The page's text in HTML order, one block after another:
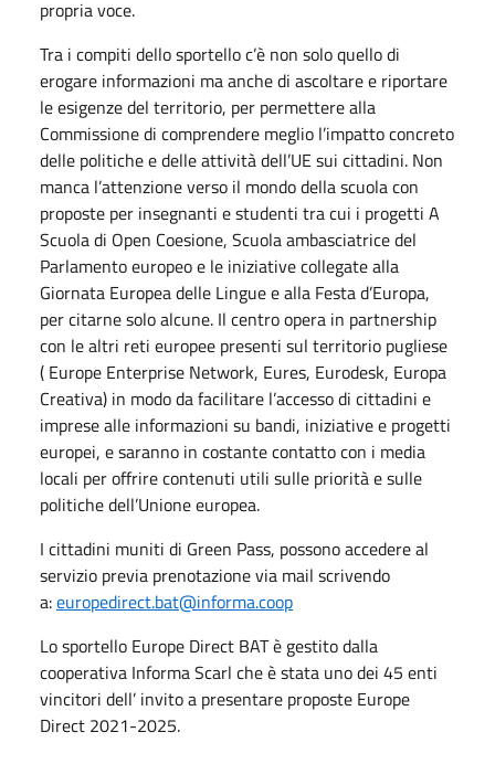
propria voce.
Tra i compiti dello sportello c’è non solo quello di
erogare informazioni ma anche di ascoltare e riportare
le esigenze del territorio, per permettere alla
Commissione di comprendere meglio l’impatto concreto
delle politiche e delle attività dell’UE sui cittadini. Non
manca l’attenzione verso il mondo della scuola con
proposte per insegnanti e studenti tra cui i progetti A
Scuola di Open Coesione, Scuola ambasciatrice del
Parlamento europeo e le iniziative collegate alla
Giornata Europea delle Lingue e alla Festa d’Europa,
per citarne solo alcune. Il centro opera in partnership
con le altri reti europee presenti sul territorio pugliese
( Europe Enterprise Network, Eures, Eurodesk, Europa
Creativa) in modo da facilitare l’accesso di cittadini e
imprese alle informazioni su bandi, iniziative e progetti
europei, e saranno in costante contatto con i media
locali per offrire contenuti utili sulle priorità e sulle
politiche dell’Unione europea.
I cittadini muniti di Green Pass, possono accedere al
servizio previa prenotazione via mail scrivendo
a:europedirect.bat@informa.coop
Lo sportello Europe Direct BAT è gestito dalla
cooperativa Informa Scarl che è stata uno dei 45 enti
vincitori dell’ invito a presentare proposte Europe
Direct 2021-2025.